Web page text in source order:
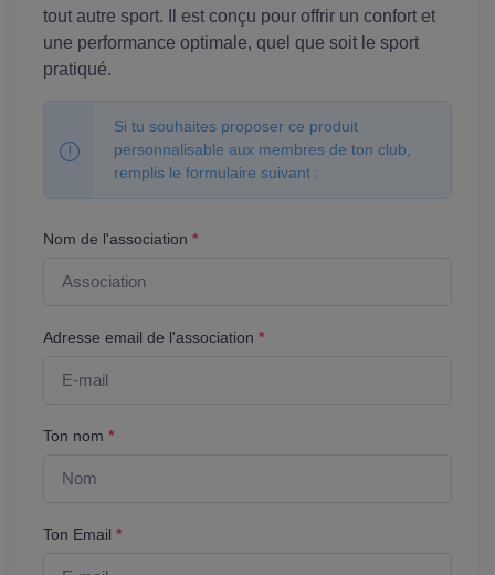
tout autre sport. Il est conçu pour offrir un confort et
une performance optimale, quel que soit le sport
pratiqué.
Si tu souhaites proposer ce produit
personnalisable aux membres de ton club,
remplis le formulaire suivant :
Nom de l'association *
Adresse email de l'association *
Ton nom *
Ton Email *